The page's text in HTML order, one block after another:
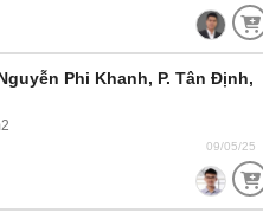
Phi Khanh, P. Tân Định,
09/05/25